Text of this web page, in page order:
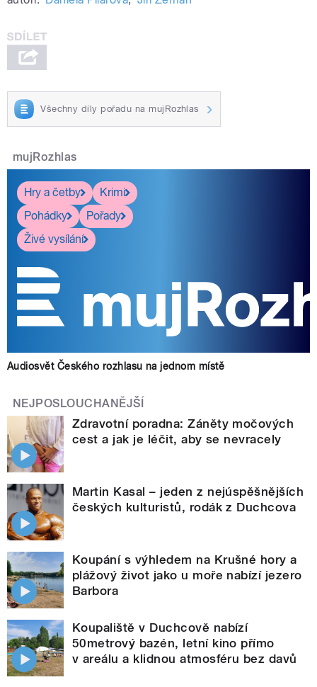
Všechny díly pořadu na mujRozhlas
mujRozhlas
Hry a četby
Krimi
Pohádky
Pořady
Živé vysílání
Audiosvět Českého rozhlasu na jednom místě
NEJPOSLOUCHANĚJŠÍ
Zdravotní poradna: Záněty močových
cest a jak je léčit, aby se nevracely
Martin Kasal – jeden z nejúspěšnějších
českých kulturistů, rodák z Duchcova
Koupání s výhledem na Krušné hory a
plážový život jako u moře nabízí jezero
Barbora
Koupaliště v Duchcově nabízí
50metrový bazén, letní kino přímo
v areálu a klidnou atmosféru bez davů